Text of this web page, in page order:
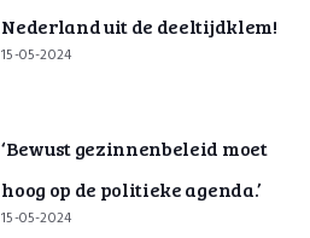
Nederland uit de deeltijdklem!
15-05-2024
‘Bewust gezinnenbeleid moet
hoog op de politieke agenda.’
15-05-2024